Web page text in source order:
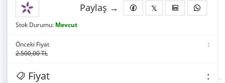
Paylaş →
Stok Durumu: Mevcut
Önceki Fiyat
:
2.500,00 TL
Fiyat :